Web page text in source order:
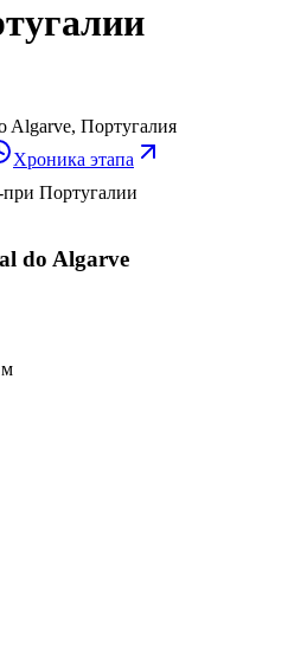
Algarve, Португалия
Хроника этапа
при Португалии
do Algarve
м